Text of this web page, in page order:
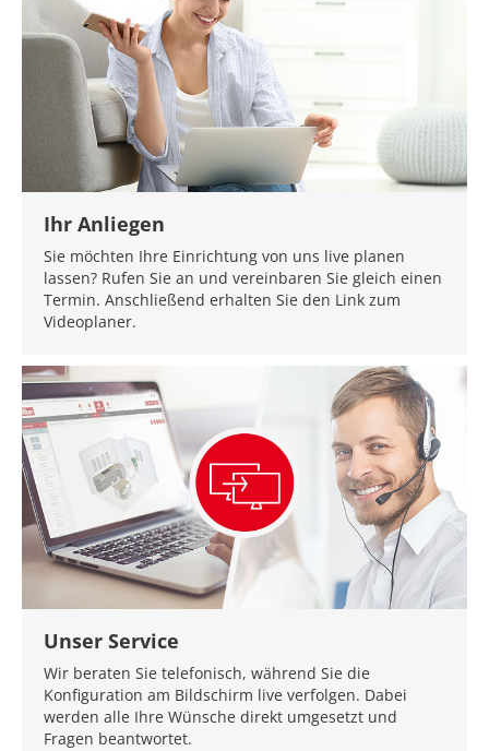
Ihr Anliegen
Sie möchten Ihre Einrichtung von uns live planen
lassen? Rufen Sie an und vereinbaren Sie gleich einen
Termin. Anschließend erhalten Sie den Link zum
Videoplaner.
Unser Service
Wir beraten Sie telefonisch, während Sie die
Konfiguration am Bildschirm live verfolgen. Dabei
werden alle Ihre Wünsche direkt umgesetzt und
Fragen beantwortet.